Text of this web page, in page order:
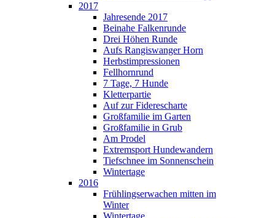
2017
Jahresende 2017
Beinahe Falkenrunde
Drei Höhen Runde
Aufs Rangiswanger Horn
Herbstimpressionen
Fellhornrund
7 Tage, 7 Hunde
Kletterpartie
Auf zur Fiderescharte
Großfamilie im Garten
Großfamilie in Grub
Am Prodel
Extremsport Hundewandern
Tiefschnee im Sonnenschein
Wintertage
2016
Frühlingserwachen mitten im
Winter
Wintertage